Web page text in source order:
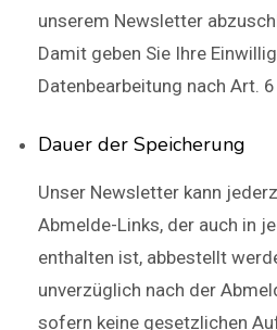
unserem Newsletter
Damit geben Sie Ihre
Datenbearbeitung nach Art. 6
Dauer der Speicherung
Unser Newsletter kann
Abmelde-Links, der auch in
enthalten ist, abbestellt
unverzüglich nach der
sofern keine gesetzlichen